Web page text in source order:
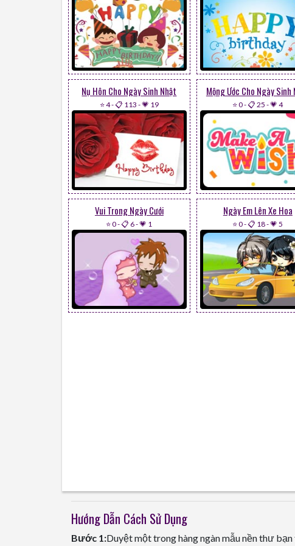
Nụ Hôn Cho Ngày Sinh Nhật
⭐ 4-📋 113 -💗 19
Mộng Ước Cho Ngày Sinh
⭐ 0-📋 25 -💗 4
Vui Trong Ngày Cưới
⭐ 0-📋 6-💗 1
Ngày Em Lên Xe Hoa
⭐ 0-📋 18-💗 5
Hướng Dẫn Cách Sử Dụng
Bước 1:Duyệt một trong hàng ngàn mẫu nền thư